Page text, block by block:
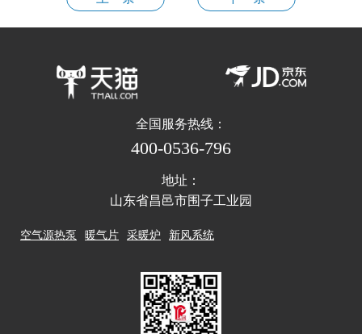
全国服务热线：
400-0536-796
地址：
山东省昌邑市围子工业园
空气源热泵 暖气片 采暖炉 新风系统